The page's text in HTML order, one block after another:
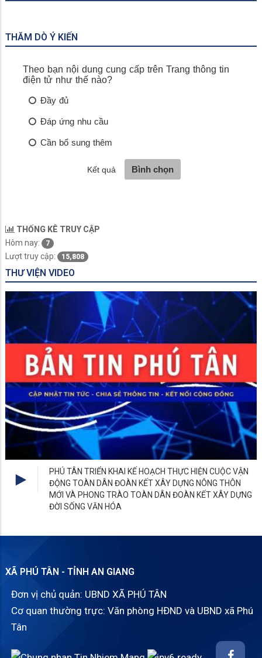
THĂM DÒ Ý KIẾN
THỐNG KÊ TRUY CẬP
Hôm nay:
7
Lượt truy cập: 15,808
THƯ VIỆN VIDEO
An Giang siết chặt an toàn thực phẩm từ bếp ăn tập thể
XÃ PHÚ TÂN - TỈNH AN GIANG
Đơn vị chủ quản: UBND XÃ PHÚ TÂN
Cơ quan thường trực: Văn phòng HĐND và UBND xã Phú
Tân